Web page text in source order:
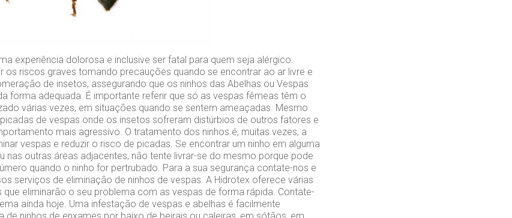
experiência dolorosa e inclusive ser fatal para quem seja alérgico.
os riscos graves tomando precauções quando se encontrar ao ar livre e
de insetos, assegurando que os ninhos das Abelhas ou Vespas
forma adequada. É importante referir que só as vespas fêmeas têm o
várias vezes, em situações quando se sentem ameaçadas. Mesmo
de vespas onde os insetos sofreram distúrbios de outros fatores e
mais agressivo. O tratamento dos ninhos é, muitas vezes, a
vespas e reduzir o risco de picadas. Se encontrar um ninho em alguma
nas outras áreas adjacentes, não tente livrar-se do mesmo porque pode
quando o ninho for pertrubado. Para a sua segurança contate-nos e
serviços de eliminação de ninhos de vespas. A Hidrotex oferece várias
eliminarão o seu problema com as vespas de forma rápida. Contate-
ainda hoje. Uma infestação de vespas e abelhas é facilmente
de ninhos de enxames por baixo de beirais ou caleiras, em sótãos, em